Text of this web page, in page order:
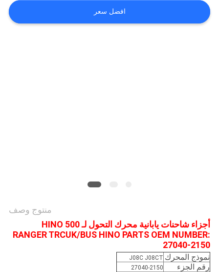
اقتباس
افضل سعر
منتوج وصف
أجزاء شاحنات يابانية محرك التحول لـ HINO 500
RANGER TRCUK/BUS HINO PARTS OEM NUMBER:
27040-2150
نموذج المحرك J08C J08CT
رقم الجزء 27040-2150